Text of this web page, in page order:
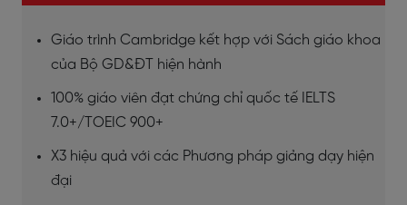
Giáo trình Cambridge kết hợp với Sách giáo khoa
của Bộ GD&ĐT hiện hành
100% giáo viên đạt chứng chỉ quốc tế IELTS
7.0+/TOEIC 900+
X3 hiệu quả với các Phương pháp giảng dạy hiện
đại